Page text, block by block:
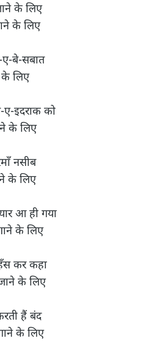
के लिए
के लिए
बे-सबात
लिए
इदराक को
के लिए
नसीब
के लिए
आ ही गया
के लिए
कर कहा
के लिए
हैं बंद
के लिए